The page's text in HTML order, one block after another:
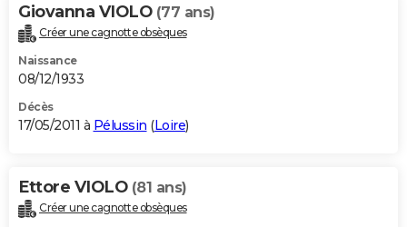
Giovanna VIOLO (77 ans)
Créer une cagnotte obsèques
Naissance
08/12/1933
Décès
17/05/2011 à Pélussin (Loire)
Ettore VIOLO (81 ans)
Créer une cagnotte obsèques